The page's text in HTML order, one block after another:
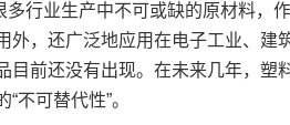
多行业生产中不可或缺的原材料，
外，还广泛地应用在电子工业、
目前还没有出现。在未来几年，塑
不可替代性”。